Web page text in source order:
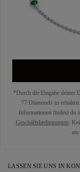
*Durch die Eingabe deiner
77 Diamonds zu
Informationen findest du
Geschäftsbedingungen.
LASSEN SIE UNS IN